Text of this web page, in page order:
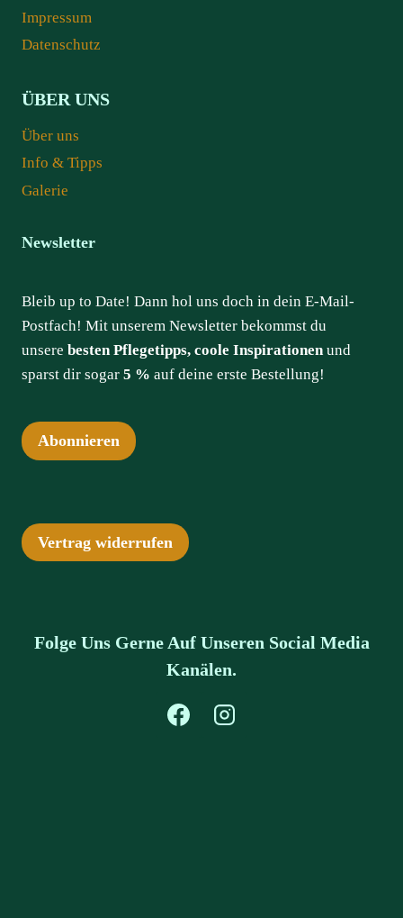
Impressum
Datenschutz
ÜBER UNS
Über uns
Info & Tipps
Galerie
Newsletter
Bleib up to Date! Dann hol uns doch in dein E-Mail-
Postfach! Mit unserem Newsletter bekommst du
unsere besten Pflegetipps, coole Inspirationenund
sparst dir sogar 5 % auf deine erste Bestellung!
Abonnieren
Vertrag widerrufen
Folge Uns Gerne Auf Unseren Social Media
Kanälen.